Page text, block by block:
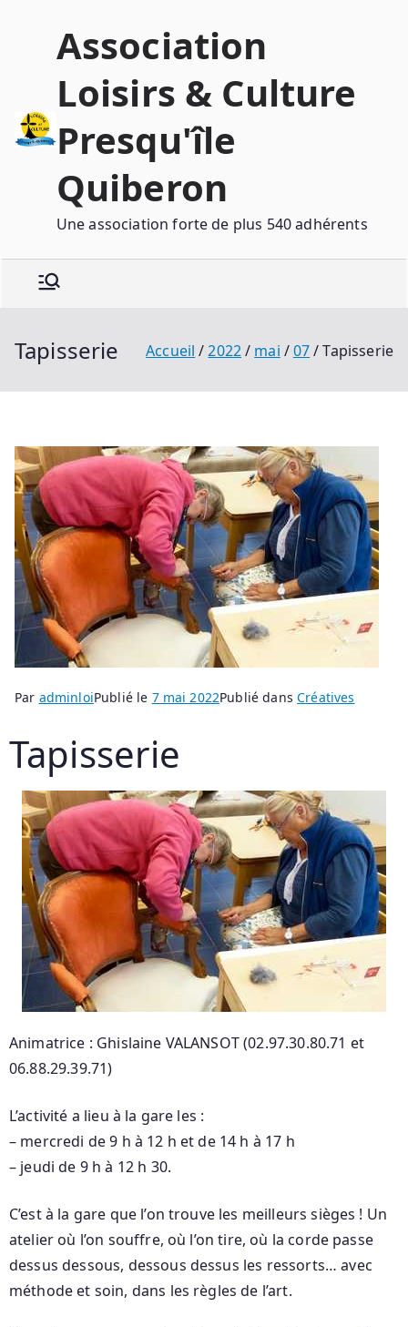
Association
Loisirs & Culture
Presqu'île
Quiberon
Une association forte de plus 540 adhérents
Tapisserie Accueil 2022 mai 07 Tapisserie
Par adminloiPublié le 7 mai 2022Publié dansCréatives
Tapisserie
Animatrice : Ghislaine VALANSOT (02.97.30.80.71 et
06.88.29.39.71)
L’activité a lieu à la gare les :
– mercredi de 9 h à 12 h et de 14 h à 17 h
– jeudi de 9 h à 12 h 30.
C’est à la gare que l’on trouve les meilleurs sièges ! Un
atelier où l’on souffre, où l’on tire, où la corde passe
dessus dessous, dessous dessus les ressorts… avec
méthode et soin, dans les règles de l’art.